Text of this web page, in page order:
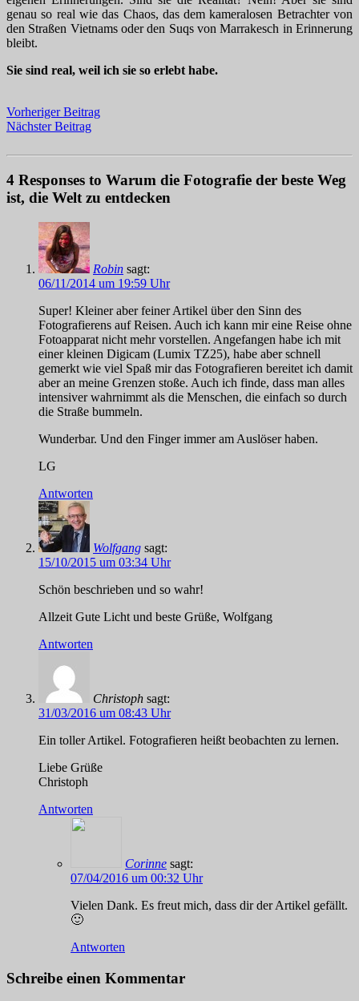
genau so real wie das Chaos, das dem kameralosen Betrachter von
den Straßen Vietnams oder den Suqs von Marrakesch in Erinnerung
bleibt.
Sie sind real, weil ich sie so erlebt habe.
Vorheriger Beitrag
Nächster Beitrag
4 Responses to Warum die Fotografie der beste Weg
ist, die Welt zu entdecken
Robin sagt:
06/11/2014 um 19:59 Uhr
Super! Kleiner aber feiner Artikel über den Sinn des
Fotografierens auf Reisen. Auch ich kann mir eine Reise ohne
Fotoapparat nicht mehr vorstellen. Angefangen habe ich mit
einer kleinen Digicam (Lumix TZ25), habe aber schnell
gemerkt wie viel Spaß mir das Fotografieren bereitet ich damit
aber an meine Grenzen stoße. Auch ich finde, dass man alles
intensiver wahrnimmt als die Menschen, die einfach so durch
die Straße bummeln.
Wunderbar. Und den Finger immer am Auslöser haben.
LG
Antworten
Wolfgang sagt:
15/10/2015 um 03:34 Uhr
Schön beschrieben und so wahr!
Allzeit Gute Licht und beste Grüße, Wolfgang
Antworten
Christoph sagt:
31/03/2016 um 08:43 Uhr
Ein toller Artikel. Fotografieren heißt beobachten zu lernen.
Liebe Grüße
Christoph
Antworten
Corinne sagt:
07/04/2016 um 00:32 Uhr
Vielen Dank. Es freut mich, dass dir der Artikel gefällt.
🙂
Antworten
Schreibe einen Kommentar